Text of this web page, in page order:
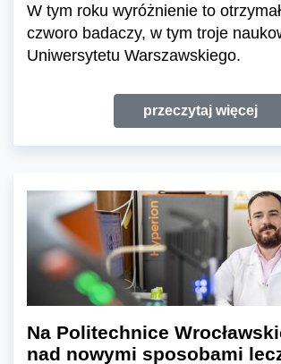
W tym roku wyróżnienie to
czworo badaczy, w tym troje
Uniwersytetu Warszawskiego.
przeczytaj więcej
Na Politechnice
nad nowymi sposobami